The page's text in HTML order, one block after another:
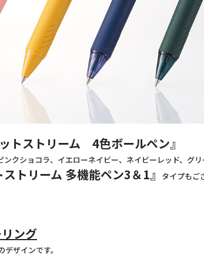
ットストリーム 4色ボールペン』
ンクショコラ、イエローネイビー、ネイビーレッド、グ
ストリーム 多機能ペン3＆1』 タイプもご
ング
ザインです。